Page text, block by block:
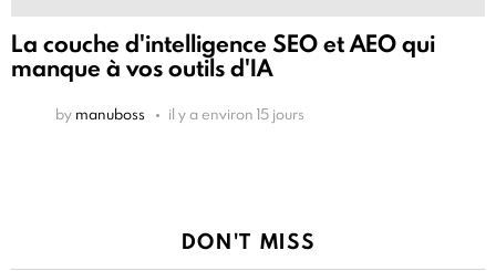
La couche d'intelligence SEO et AEO qui
manque à vos outils d'IA
by manuboss il y a environ 15 jours
DON'T MISS